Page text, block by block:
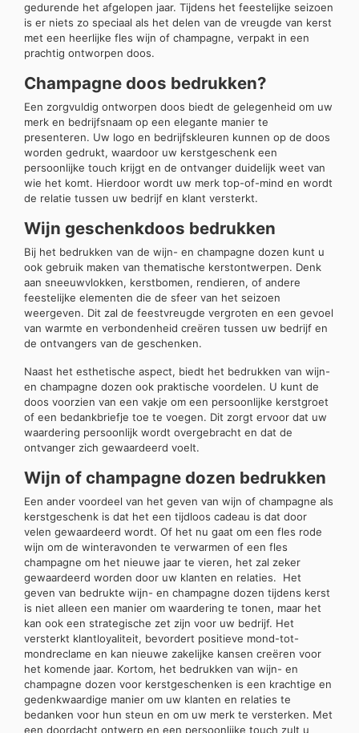
gedurende het afgelopen jaar. Tijdens het feestelijke seizoen
is er niets zo speciaal als het delen van de vreugde van kerst
met een heerlijke fles wijn of champagne, verpakt in een
prachtig ontworpen doos.
Champagne doos bedrukken?
Een zorgvuldig ontworpen doos biedt de gelegenheid om uw
merk en bedrijfsnaam op een elegante manier te
presenteren. Uw logo en bedrijfskleuren kunnen op de doos
worden gedrukt, waardoor uw kerstgeschenk een
persoonlijke touch krijgt en de ontvanger duidelijk weet van
wie het komt. Hierdoor wordt uw merk top-of-mind en wordt
de relatie tussen uw bedrijf en klant versterkt.
Wijn geschenkdoos bedrukken
Bij het bedrukken van de wijn- en champagne dozen kunt u
ook gebruik maken van thematische kerstontwerpen. Denk
aan sneeuwvlokken, kerstbomen, rendieren, of andere
feestelijke elementen die de sfeer van het seizoen
weergeven. Dit zal de feestvreugde vergroten en een gevoel
van warmte en verbondenheid creëren tussen uw bedrijf en
de ontvangers van de geschenken.
Naast het esthetische aspect, biedt het bedrukken van wijn-
en champagne dozen ook praktische voordelen. U kunt de
doos voorzien van een vakje om een persoonlijke kerstgroet
of een bedankbriefje toe te voegen. Dit zorgt ervoor dat uw
waardering persoonlijk wordt overgebracht en dat de
ontvanger zich gewaardeerd voelt.
Wijn of champagne dozen bedrukken
Een ander voordeel van het geven van wijn of champagne als
kerstgeschenk is dat het een tijdloos cadeau is dat door
velen gewaardeerd wordt. Of het nu gaat om een fles rode
wijn om de winteravonden te verwarmen of een fles
champagne om het nieuwe jaar te vieren, het zal zeker
gewaardeerd worden door uw klanten en relaties. Het
geven van bedrukte wijn- en champagne dozen tijdens kerst
is niet alleen een manier om waardering te tonen, maar het
kan ook een strategische zet zijn voor uw bedrijf. Het
versterkt klantloyaliteit, bevordert positieve mond-tot-
mondreclame en kan nieuwe zakelijke kansen creëren voor
het komende jaar. Kortom, het bedrukken van wijn- en
champagne dozen voor kerstgeschenken is een krachtige en
gedenkwaardige manier om uw klanten en relaties te
bedanken voor hun steun en om uw merk te versterken. Met
een doordacht ontwerp en een persoonlijke touch zult u